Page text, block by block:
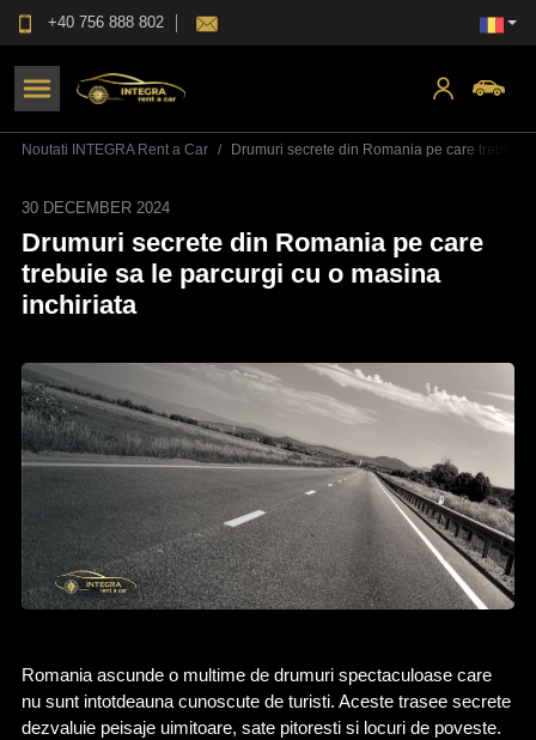
+40 756 888 802
Noutati INTEGRA Rent a Car Drumuri secrete din Romania pe care trebuie
30 DECEMBER 2024
Drumuri secrete din Romania pe care
trebuie sa le parcurgi cu o masina
inchiriata
Romania ascunde o multime de drumuri spectaculoase care
nu sunt intotdeauna cunoscute de turisti. Aceste trasee secrete
dezvaluie peisaje uimitoare, sate pitoresti si locuri de poveste.